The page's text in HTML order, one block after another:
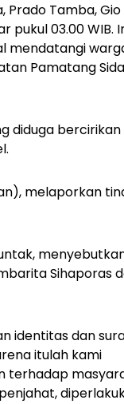
Prado Tamba, Gio
03.00 WIB.
mendatangi
Pamatang
diduga
melaporkan
Sihaporas
identitas dan
itulah kami
terhadap